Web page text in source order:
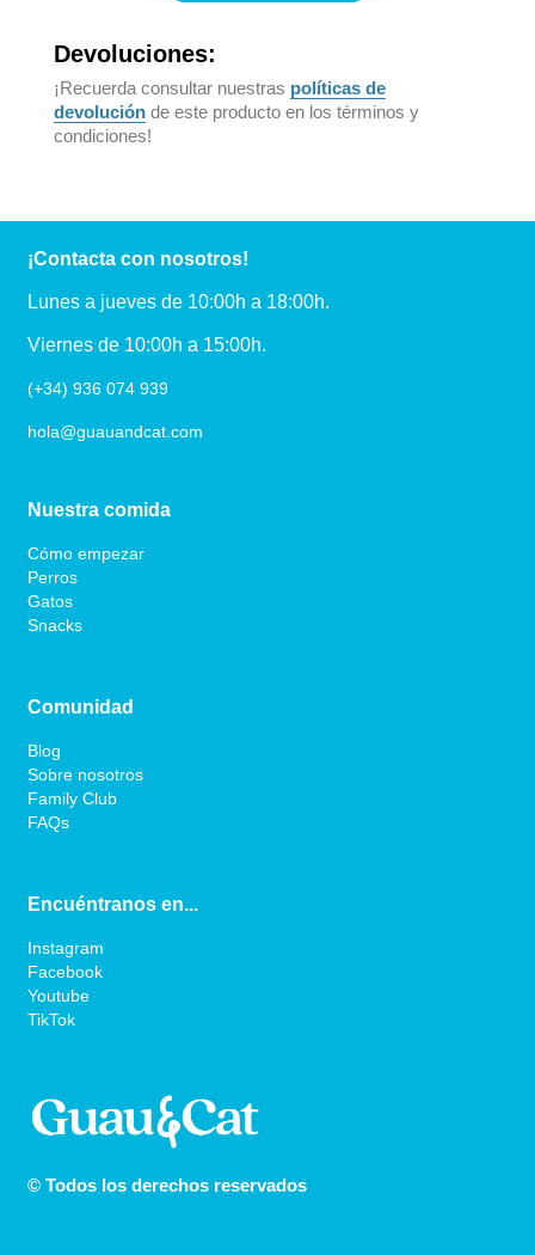
Devoluciones:
¡Recuerda consultar nuestras políticas de
devolución de este producto en los términos y
condiciones!
¡Contacta con nosotros!
Lunes a jueves de 10:00h a 18:00h.
Viernes de 10:00h a 15:00h.
(+34) 936 074 939
hola@guauandcat.com
Nuestra comida
Cómo empezar
Perros
Gatos
Snacks
Comunidad
Blog
Sobre nosotros
Family Club
FAQs
Encuéntranos en...
Instagram
Facebook
Youtube
TikTok
© Todos los derechos reservados